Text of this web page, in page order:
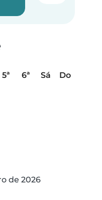
5ª 6ª Sá
Do
de 2026